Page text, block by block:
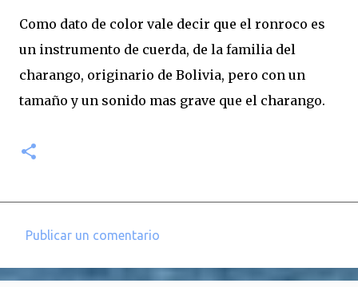
Como dato de color vale decir que el ronroco es
un instrumento de cuerda, de la familia del
charango, originario de Bolivia, pero con un
tamaño y un sonido mas grave que el charango.
Publicar un comentario